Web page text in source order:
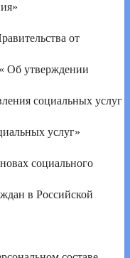
от
Об утверждении
социальных услуг
услуг»
социального
в Российской